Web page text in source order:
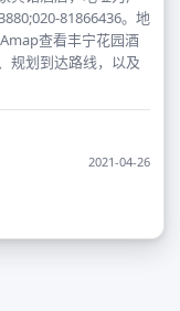
81866436。地
查看丰宁花园酒
规划到达路线，以及
2021-04-26